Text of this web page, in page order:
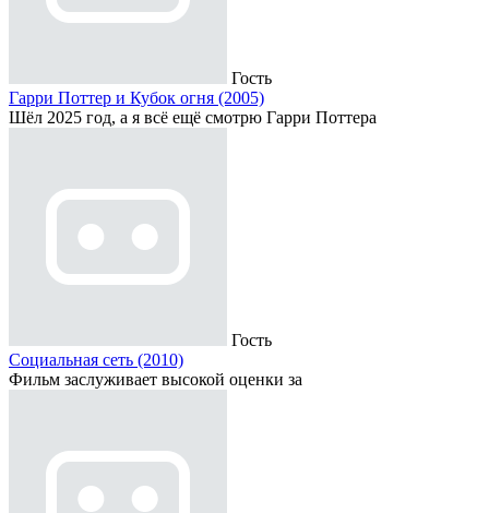
Гость
Гарри Поттер и Кубок огня (2005)
Шёл 2025 год, а я всё ещё смотрю Гарри Поттера
Гость
Социальная сеть (2010)
Фильм заслуживает высокой оценки за